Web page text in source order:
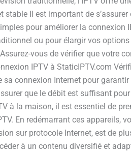
Il est important de
pour améliorer la
ou pour élargir vos
vous de vérifier que votre
IPTV à StaticIPTV.com
connexion Internet pour
que le débit est suffisant
à la maison, il est essentiel de
En redémarrant ces appareils,
sur protocole Internet, est de
à un contenu diversifié et